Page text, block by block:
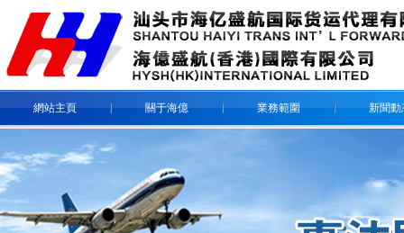
網站主頁 關于海億 業務範圍 新聞動